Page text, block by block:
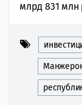
млрд 831 млн